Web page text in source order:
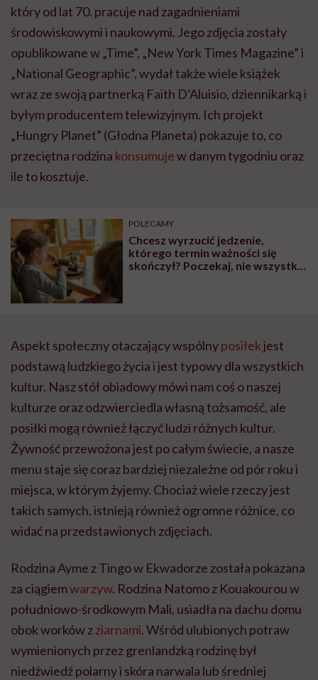
który od lat 70. pracuje nad zagadnieniami
środowiskowymi i naukowymi. Jego zdjęcia zostały
opublikowane w „Time”, „New York Times Magazine” i
„National Geographic”, wydał także wiele książek
wraz ze swoją partnerką Faith D’Aluisio, dziennikarką i
byłym producentem telewizyjnym. Ich projekt
„Hungry Planet” (Głodna Planeta) pokazuje to, co
przeciętna rodzina konsumujew danym tygodniu oraz
ile to kosztuje.
POLECAMY
Chcesz wyrzucić jedzenie,
którego termin ważności się
skończył? Poczekaj, nie wszystko
Aspekt społeczny otaczający wspólnyposiłekjest
podstawą ludzkiego życia i jest typowy dla wszystkich
kultur. Nasz stół obiadowy mówi nam coś o naszej
kulturze oraz odzwierciedla własną tożsamość, ale
posiłki mogą również łączyć ludzi różnych kultur.
Żywność przewożona jest po całym świecie, a nasze
menu staje się coraz bardziej niezależne od pór roku i
miejsca, w którym żyjemy. Chociaż wiele rzeczy jest
takich samych, istnieją również ogromne różnice, co
widać na przedstawionych zdjęciach.
Rodzina Ayme z Tingo w Ekwadorze została pokazana
za ciągiemwarzyw. Rodzina Natomo z Kouakourou w
południowo-środkowym Mali, usiadła na dachu domu
obok worków zziarnami. Wśród ulubionych potraw
wymienionych przez grenlandzką rodzinę był
niedźwiedź polarny i skóra narwala lub średniej